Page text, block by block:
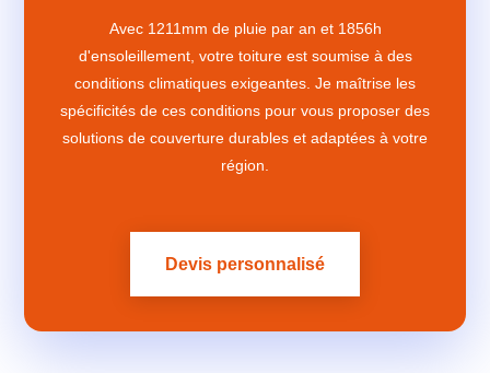
Avec 1211mm de pluie par an et 1856h
d'ensoleillement, votre toiture est soumise à des
conditions climatiques exigeantes. Je maîtrise les
spécificités de ces conditions pour vous proposer des
solutions de couverture durables et adaptées à votre
région.
Devis personnalisé